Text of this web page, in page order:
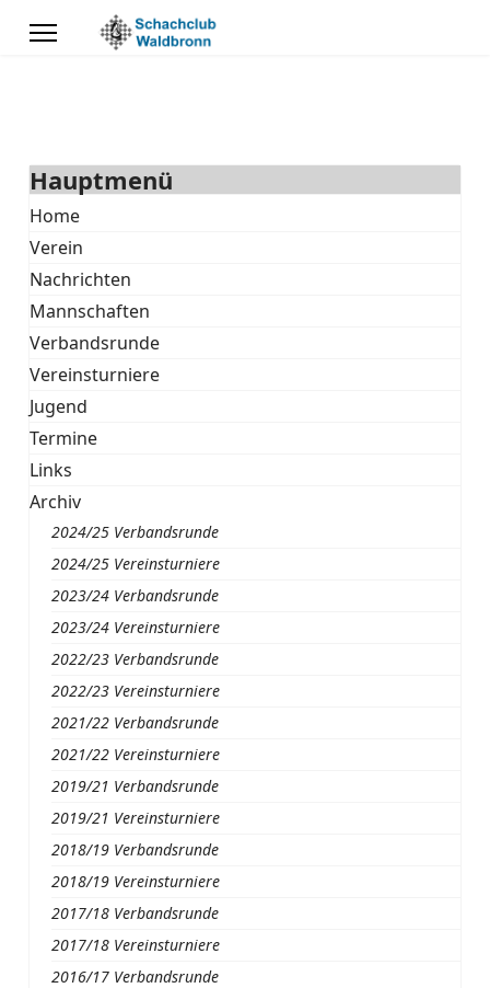
Hauptmenü
Home
Verein
Nachrichten
Mannschaften
Verbandsrunde
Vereinsturniere
Jugend
Termine
Links
Archiv
2024/25 Verbandsrunde
2024/25 Vereinsturniere
2023/24 Verbandsrunde
2023/24 Vereinsturniere
2022/23 Verbandsrunde
2022/23 Vereinsturniere
2021/22 Verbandsrunde
2021/22 Vereinsturniere
2019/21 Verbandsrunde
2019/21 Vereinsturniere
2018/19 Verbandsrunde
2018/19 Vereinsturniere
2017/18 Verbandsrunde
2017/18 Vereinsturniere
2016/17 Verbandsrunde